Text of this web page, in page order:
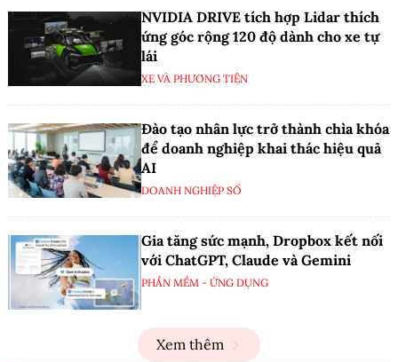
NVIDIA DRIVE tích hợp Lidar thích
ứng góc rộng 120 độ dành cho xe tự
lái
XE VÀ PHƯƠNG TIỆN
Đào tạo nhân lực trở thành chìa khóa
để doanh nghiệp khai thác hiệu quả
AI
DOANH NGHIỆP SỐ
Gia tăng sức mạnh, Dropbox kết nối
với ChatGPT, Claude và Gemini
PHẦN MỀM - ỨNG DỤNG
Xem thêm